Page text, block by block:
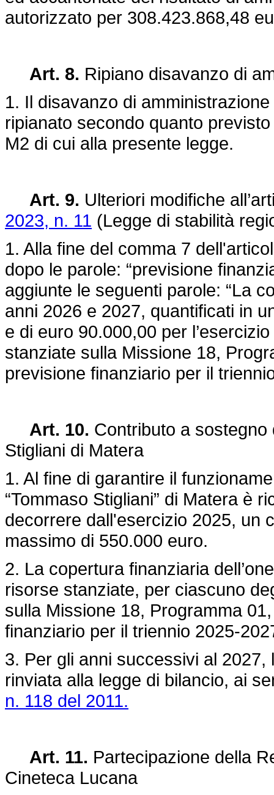
autorizzato per 308.423.868,48
Art. 8. Ripiano disavanzo di
1. Il disavanzo di
ripianato secondo quanto
M2 di cui alla presente legge.
Art. 9. Ulteriori modifiche
2023, n. 11 (Legge di stabilità
1. Alla fine del comma 7
dopo le parole: “previsione
aggiunte le seguenti parole: “La
anni 2026 e 2027, quantificati in
e di euro 90.000,00 per
stanziate sulla Missione 18,
previsione finanziario per il
Art. 10. Contributo a sostegno
Stigliani di Matera
1. Al fine di garantire il
“Tommaso Stigliani” di Matera è
decorrere dall'esercizio 2025, un
massimo di 550.000 euro.
2. La copertura finanziaria
risorse stanziate, per ciascuno
sulla Missione 18, Programma
finanziario per il triennio 2025-
3. Per gli anni successivi al 2027,
rinviata alla legge di bilancio, ai
n. 118 del 2011.
Art. 11. Partecipazione della
Cineteca Lucana